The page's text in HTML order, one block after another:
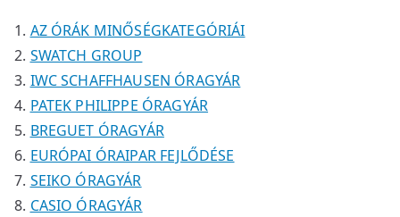
k
k
é
AZ ÓRÁK MINŐSÉGKATEGÓRIÁI
SWATCH GROUP
IWC SCHAFFHAUSEN ÓRAGYÁR
PATEK PHILIPPE ÓRAGYÁR
BREGUET ÓRAGYÁR
EURÓPAI ÓRAIPAR FEJLŐDÉSE
SEIKO ÓRAGYÁR
CASIO ÓRAGYÁR